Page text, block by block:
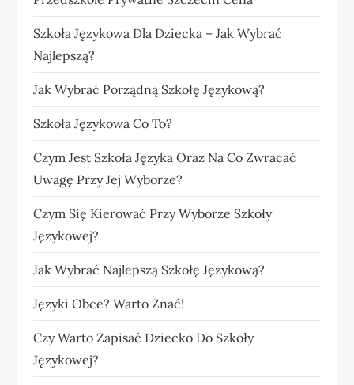
Szkoła Językowa Dla Dziecka – Jak Wybrać
Najlepszą?
Jak Wybrać Porządną Szkołę Językową?
Szkoła Językowa Co To?
Czym Jest Szkoła Języka Oraz Na Co Zwracać
Uwagę Przy Jej Wyborze?
Czym Się Kierować Przy Wyborze Szkoły
Językowej?
Jak Wybrać Najlepszą Szkołę Językową?
Języki Obce? Warto Znać!
Czy Warto Zapisać Dziecko Do Szkoły
Językowej?